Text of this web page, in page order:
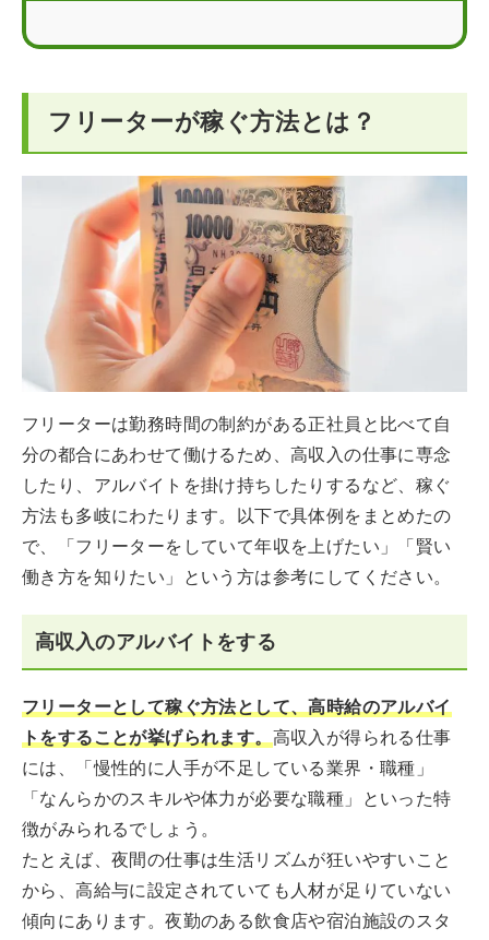
フリーターが稼ぐ方法とは？
フリーターは勤務時間の制約がある正社員と比べて自
分の都合にあわせて働けるため、高収入の仕事に専念
したり、アルバイトを掛け持ちしたりするなど、稼ぐ
方法も多岐にわたります。以下で具体例をまとめたの
で、「フリーターをしていて年収を上げたい」「賢い
働き方を知りたい」という方は参考にしてください。
高収入のアルバイトをする
フリーターとして稼ぐ方法として、高時給のアルバイ
トをすることが挙げられます。高収入が得られる仕事
には、「慢性的に人手が不足している業界・職種」
「なんらかのスキルや体力が必要な職種」といった特
徴がみられるでしょう。
たとえば、夜間の仕事は生活リズムが狂いやすいこと
から、高給与に設定されていても人材が足りていない
傾向にあります。夜勤のある飲食店や宿泊施設のスタ